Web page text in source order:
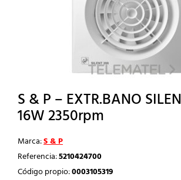
S & P – EXTR.BANO
16W 2350rpm
Marca:S & P
Referencia:5210424700
Código propio:0003105319